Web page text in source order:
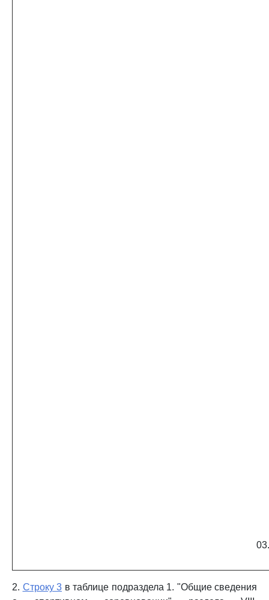
2. Строку 3 в таблице подраздела 1. "Общие сведения